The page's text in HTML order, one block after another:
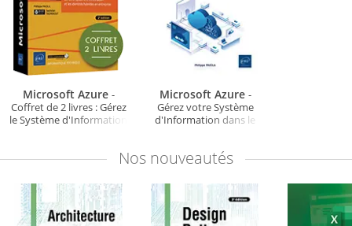
Microsoft Azure -
Coffret de 2 livres : Gérez
le Système d'Information
Microsoft Azure -
Gérez votre Système
d'Information dans le
Nos nouveautés